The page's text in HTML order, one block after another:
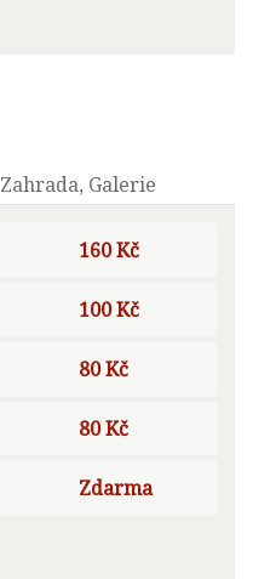
Zahrada, Galerie
160 Kč
100 Kč
80 Kč
80 Kč
Zdarma